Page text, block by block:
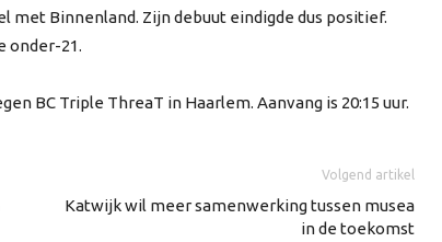
met Binnenland. Zijn debuut eindigde dus positief.
onder-21.
BC Triple ThreaT in Haarlem. Aanvang is 20:15 uur.
Volgend artikel
Katwijk wil meer samenwerking tussen musea
in de toekomst